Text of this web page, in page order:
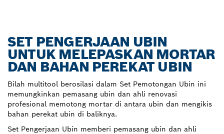
SET PENGERJAAN UBIN
UNTUK MELEPASKAN MORTAR
DAN BAHAN PEREKAT UBIN
Bilah multitool berosilasi dalam Set Pemotongan Ubin ini
memungkinkan pemasang ubin dan ahli renovasi
profesional memotong mortar di antara ubin dan mengikis
bahan perekat ubin di baliknya.
Set Pengerjaan Ubin memberi pemasang ubin dan ahli